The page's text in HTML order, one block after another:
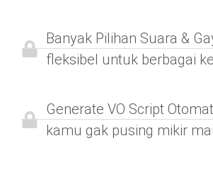
Banyak Pilihan Suara &
fleksibel untuk berbagai
Generate VO Script
kamu gak pusing mikir